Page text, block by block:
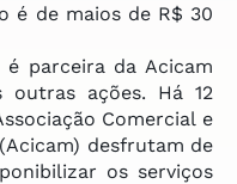
é de maios de R$ 30
parceira da Acicam
outras ações. Há 12
Comercial e
desfrutam de
os serviços